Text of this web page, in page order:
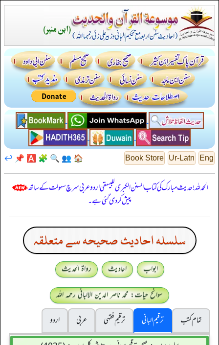
Eng
Ur-Latn
Book Store
🏠
👥
🔍
🧩
🅰️
📌
↩️
الحمدللہ! حدیث مبارک کی کتاب السنن الكبرى للبيهقي اردو عربی سرچ سہولت کے ساتھ
پیش کر دی گئی ہے۔
سلسله احاديث صحيحه سے متعلقہ
ابواب احادیث
رواۃ الحدیث
سوانح حیات: محمد ناصر الدین الالبانی رحمہ اللہ
تمام کتب
ترقیم البانی ترقيم فقہی عربی
اردو